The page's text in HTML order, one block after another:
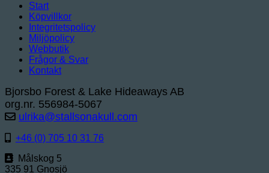
Start
Köpvillkor
Integritetspolicy
Miljöpolicy
Webbutik
Frågor & Svar
Kontakt
Bjorsbo Forest & Lake Hideaways AB
org.nr. 556984-5067
ulrika@stallsonakull.com
+46 (0) 705 10 31 76
Målskog 5
335 91 Gnosjö